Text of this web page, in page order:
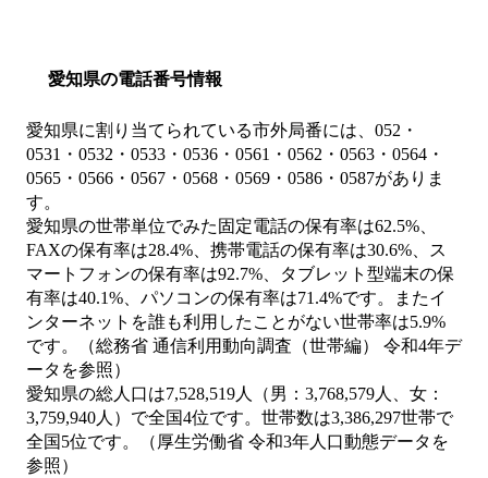
愛知県の電話番号情報
愛知県に割り当てられている市外局番には、052・
0531・0532・0533・0536・0561・0562・0563・0564・
0565・0566・0567・0568・0569・0586・0587がありま
す。
愛知県の世帯単位でみた固定電話の保有率は62.5%、
FAXの保有率は28.4%、携帯電話の保有率は30.6%、ス
マートフォンの保有率は92.7%、タブレット型端末の保
有率は40.1%、パソコンの保有率は71.4%です。またイ
ンターネットを誰も利用したことがない世帯率は5.9%
です。（総務省 通信利用動向調査（世帯編） 令和4年デ
ータを参照）
愛知県の総人口は7,528,519人（男：3,768,579人、女：
3,759,940人）で全国4位です。世帯数は3,386,297世帯で
全国5位です。（厚生労働省 令和3年人口動態データを
参照）